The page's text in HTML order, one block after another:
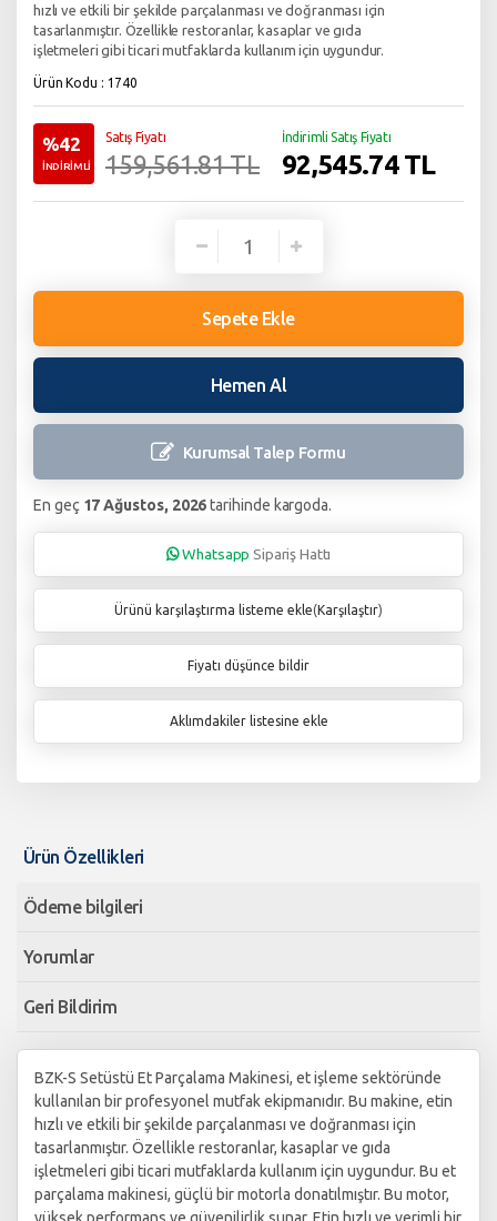
hızlı ve etkili bir şekilde parçalanması ve doğranması için
tasarlanmıştır. Özellikle restoranlar, kasaplar ve gıda
işletmeleri gibi ticari mutfaklarda kullanım için uygundur.
Ürün Kodu : 1740
%42
İNDİRİMLİ
Satış Fiyatı
159,561.81 TL
İndirimli Satış Fiyatı
92,545.74TL
Sepete Ekle
Hemen Al
Kurumsal Talep Formu
En geç 17 Ağustos, 2026tarihinde kargoda.
Whatsapp Sipariş Hattı
Ürünü karşılaştırma listeme ekle( Karşılaştır)
Fiyatı düşünce bildir
Aklımdakiler listesine ekle
Ürün Özellikleri
Ödeme bilgileri
Yorumlar
Geri Bildirim
BZK-S Setüstü Et Parçalama Makinesi, et işleme sektöründe
kullanılan bir profesyonel mutfak ekipmanıdır. Bu makine, etin
hızlı ve etkili bir şekilde parçalanması ve doğranması için
tasarlanmıştır. Özellikle restoranlar, kasaplar ve gıda
işletmeleri gibi ticari mutfaklarda kullanım için uygundur. Bu et
parçalama makinesi, güçlü bir motorla donatılmıştır. Bu motor,